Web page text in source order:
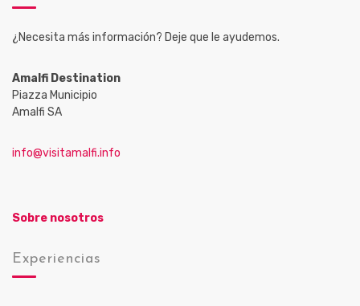
¿Necesita más información? Deje que le ayudemos.
Amalfi Destination
Piazza Municipio
Amalfi SA
info@visitamalfi.info
Sobre nosotros
Experiencias